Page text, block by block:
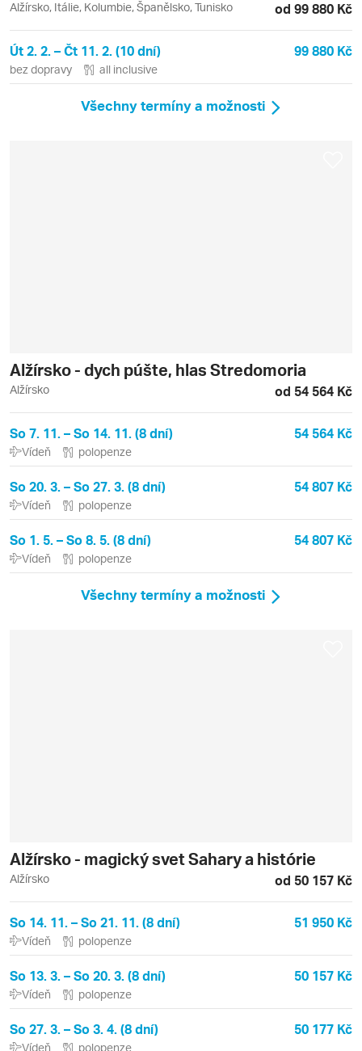
Alžírsko, Itálie, Kolumbie, Španělsko, Tunisko od 99 880 Kč
Út 2. 2. – Čt 11. 2. (10 dní) 99 880 Kč
bez dopravy all inclusive
Všechny termíny a možnosti
Alžírsko - dych púšte, hlas Stredomoria
Alžírsko od 54 564 Kč
So 7. 11. – So 14. 11. (8 dní) 54 564 Kč
Vídeň polopenze
So 20. 3. – So 27. 3. (8 dní) 54 807 Kč
Vídeň polopenze
So 1. 5. – So 8. 5. (8 dní) 54 807 Kč
Vídeň polopenze
Všechny termíny a možnosti
Alžírsko - magický svet Sahary a histórie
Alžírsko od 50 157 Kč
So 14. 11. – So 21. 11. (8 dní) 51 950 Kč
Vídeň polopenze
So 13. 3. – So 20. 3. (8 dní) 50 157 Kč
Vídeň polopenze
So 27. 3. – So 3. 4. (8 dní) 50 177 Kč
Vídeň polopenze